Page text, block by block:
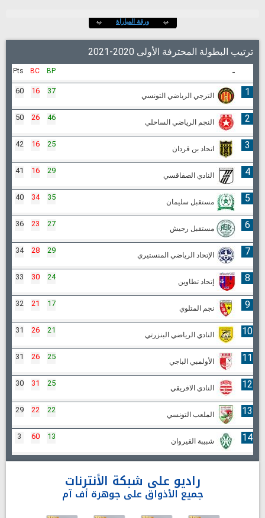
ورقة المباراة
ترتيب البطولة المحترفة الأولى 2020-2021
-
Pts BC BP
1 الترجي الرياضي التونسي
60 16 37
2 النجم الرياضي الساحلي
50 26 46
3 اتحاد بن قردان
42 16 25
4 النادي الصفاقسي
41 16 29
5 مستقبل سليمان
40 34 35
6 مستقبل رجيش
36 23 27
7 الإتحاد الرياضي المنستيري
34 28 29
8 إتحاد تطاوين
33 30 24
9 نجم المتلوي
32 21 17
10 النادي الرياضي البنزرتي
31 26 21
11 الأولمبي الباجي
31 26 25
12 النادي الافريقي
30 31 25
13 الملعب التونسي
29 22 22
14 شبيبة القيروان
3 60 13
راديو على شبكة الأنترنات
جميع الأذواق على جوهرة أف آم